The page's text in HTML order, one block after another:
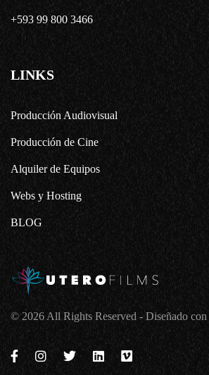
+593 99 800 3466
LINKS
Producción Audiovisual
Producción de Cine
Alquiler de Equipos
Webs y Hosting
BLOG
© 2026 All Rights Reserved - Diseñado con